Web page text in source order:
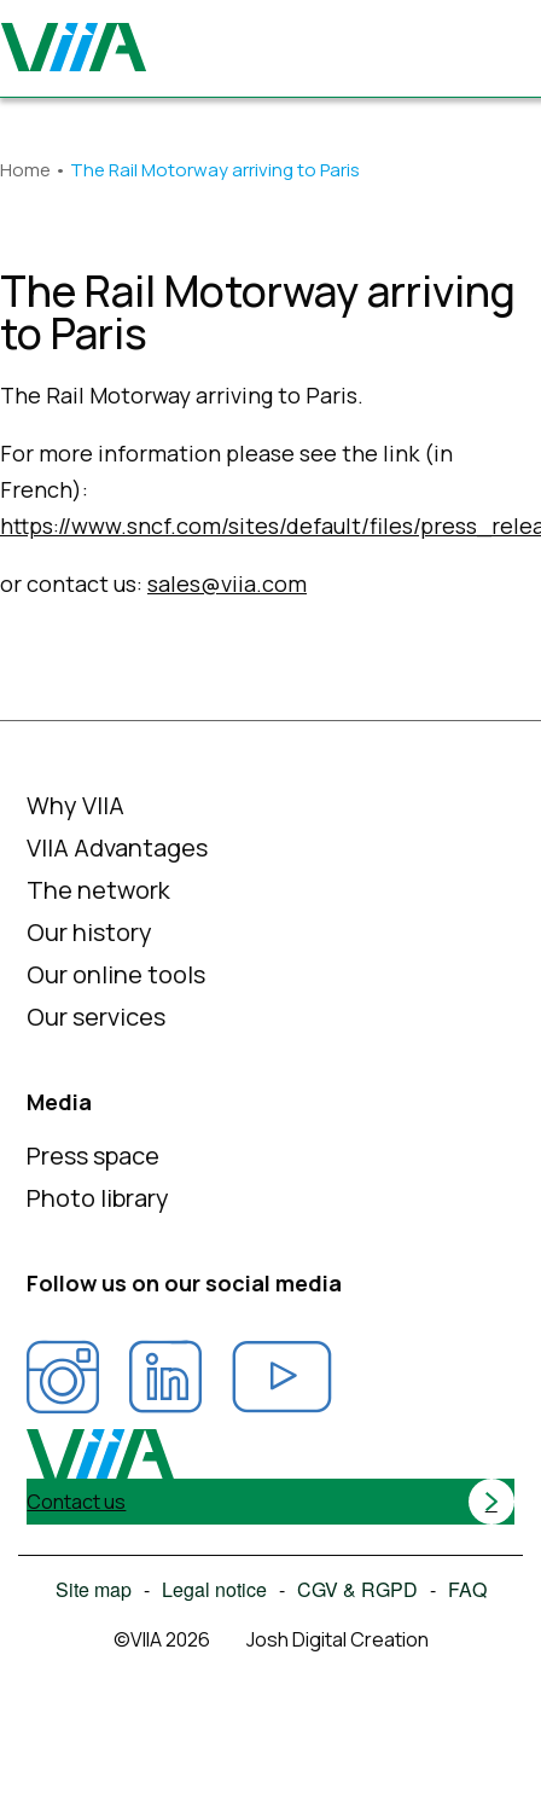
Home • The Rail Motorway arriving to Paris
The Rail Motorway arriving
to Paris
The Rail Motorway arriving to Paris.
For more information please see the link (in
French):
https://www.sncf.com/sites/default/files/
or contact us: sales@viia.com
Why VIIA
VIIA Advantages
The network
Our history
Our online tools
Our services
Media
Press space
Photo library
Follow us on our social media
Contact us
Site map Legal notice CGV & RGPD FAQ
©VIIA 2026 Josh Digital Creation